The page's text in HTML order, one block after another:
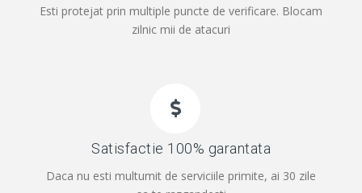
Esti protejat prin multiple puncte de verificare. Blocam
zilnic mii de atacuri
Satisfactie 100% garantata
Daca nu esti multumit de serviciile primite, ai 30 zile